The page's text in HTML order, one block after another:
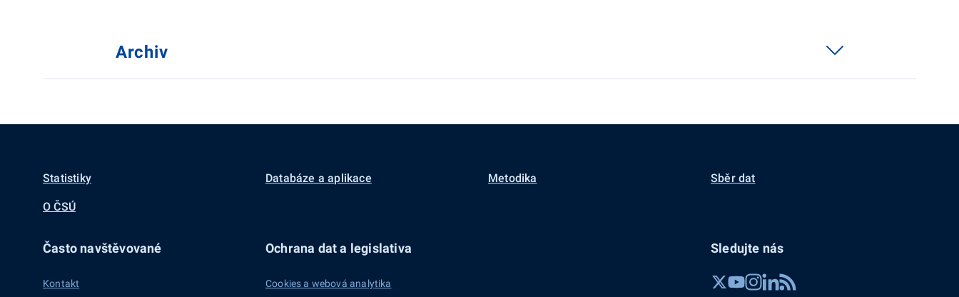
Archiv
Statistiky Databáze a aplikace Metodika Sběr dat
O ČSÚ
Často navštěvované
Kontakt
Ochrana dat a legislativa
Cookies a webová analytika
Sledujte nás